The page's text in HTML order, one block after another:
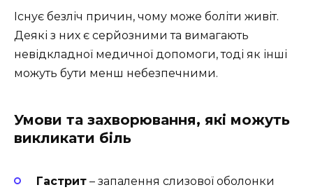
Існує безліч причин, чому може боліти живіт.
Деякі з них є серйозними та вимагають
невідкладної медичної допомоги, тоді як інші
можуть бути менш небезпечними.
Умови та захворювання, які можуть
викликати біль
Гастрит – запалення слизової оболонки